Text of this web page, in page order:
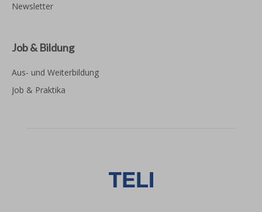
Newsletter
Job & Bildung
Aus- und Weiterbildung
Job & Praktika